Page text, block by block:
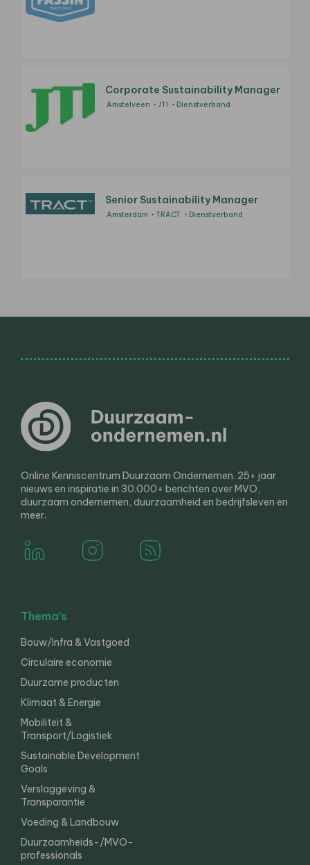
Corporate Sustainability Manager
Amstelveen JTI Dienstverband
Senior Sustainability Manager
Amsterdam TRACT Dienstverband
Online Kenniscentrum Duurzaam Ondernemen. 25+ jaar
nieuws en inspiratie in 30.000+ berichten over MVO,
duurzaam ondernemen, duurzaamheid en bedrijfsleven en
meer.
Thema’s
Bouw/Infra & Vastgoed
Circulaire economie
Duurzame producten
Klimaat & Energie
Mobiliteit &
Transport/Logistiek
Sustainable Development
Goals
Verslaggeving &
Transparantie
Voeding & Landbouw
Duurzaamheids-/MVO-
professionals